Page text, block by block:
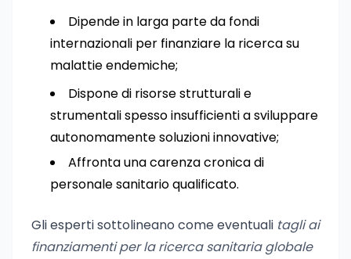
Dipende in larga parte da fondi
internazionali per finanziare la ricerca su
malattie endemiche;
Dispone di risorse strutturali e
strumentali spesso insufficienti a sviluppare
autonomamente soluzioni innovative;
Affronta una carenza cronica di
personale sanitario qualificato.
Gli esperti sottolineano come eventuali tagli ai
finanziamenti per la ricerca sanitaria globale